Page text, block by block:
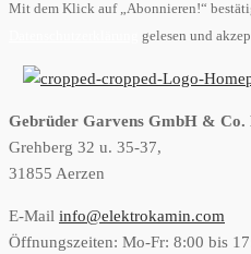
Mit dem Klick auf „Abonnieren!“
gelesen und
Gebrüder Garvens GmbH & Co.
Grehberg 32 u. 35-37,
31855 Aerzen
E-Mail info@elektrokamin.com
Öffnungszeiten: Mo-Fr: 8:00 bis